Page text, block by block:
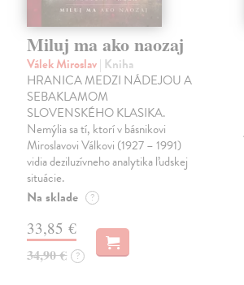
Miluj ma ako naozaj
Válek Miroslav| Kniha
HRANICA MEDZI NÁDEJOU A
SEBAKLAMOM
SLOVENSKÉHO KLASIKA.
Nemýlia sa tí, ktorí v básnikovi
Miroslavovi Válkovi (1927 – 1991)
vidia deziluzívneho analytika ľudskej
situácie.
Na sklade ?
33,85 €
34,90 € ?